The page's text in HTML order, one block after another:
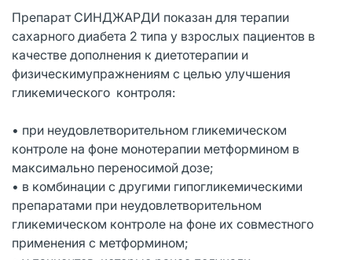
Препарат СИНДЖАРДИ показан для терапии
сахарного диабета 2 типа у взрослых пациентов в
качестве дополнения к диетотерапии и
физическимупражнениям с целью улучшения
гликемического контроля:
• при неудовлетворительном гликемическом
контроле на фоне монотерапии метформином в
максимально переносимой дозе;
• в комбинации с другими гипогликемическими
препаратами при неудовлетворительном
гликемическом контроле на фоне их совместного
применения с метформином;